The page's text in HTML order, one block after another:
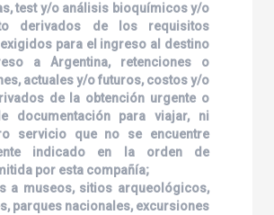
test y/o análisis bioquímicos y/o
derivados de los requisitos
para el ingreso al destino
a Argentina, retenciones o
actuales y/o futuros, costos y/o
de la obtención urgente o
documentación para viajar, ni
servicio que no se encuentre
indicado en la orden de
por esta compañía;
a museos, sitios arqueológicos,
parques nacionales, excursiones